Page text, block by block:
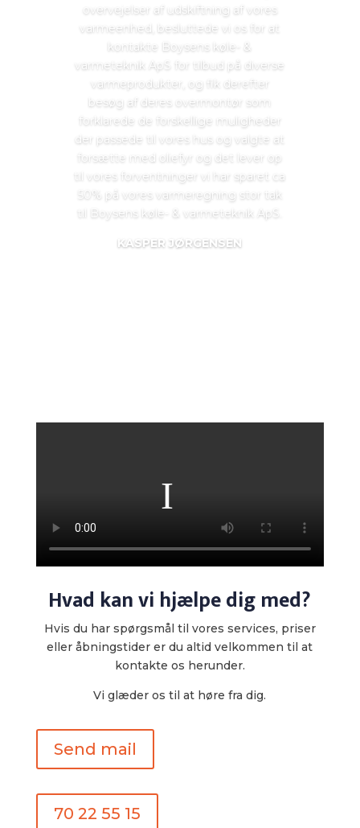
overvejelser af udskiftning af vores
varmeenhed, besluttede vi os for at
kontakte Boysens køle- &
varmeteknik ApS for tilbud på diverse
varmeprodukter, og fik derefter
besøg af deres overmontør som
forklarede de forskellige muligheder
der passede til vores hus og valgte at
forsætte med oliefyr og det lever op
til vores forventninger vi har sparet ca
50% på vores varmeregning stor tak
til Boysens køle- & varmeteknik ApS.​
KASPER JØRGENSEN
Hvad kan vi hjælpe dig med?
Hvis du har spørgsmål til vores services, priser
eller åbningstider er du altid velkommen til at
kontakte os herunder.
​Vi glæder os til at høre fra dig.
Send mail
70 22 55 15